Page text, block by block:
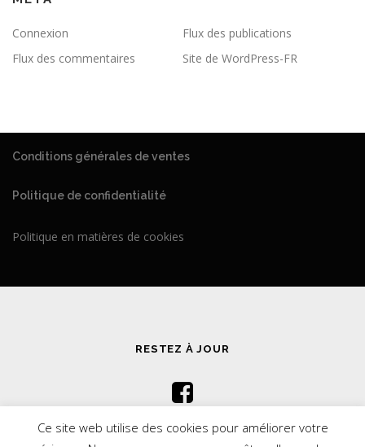
Connexion
Flux des publications
Flux des commentaires
Site de WordPress-FR
Conditions générales de ventes
Politique de confidentialité
Politique en matières de cookies
RESTEZ À JOUR
Ce site web utilise des cookies pour améliorer votre